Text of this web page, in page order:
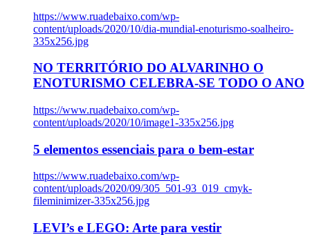
https://www.ruadebaixo.com/wp-
content/uploads/2020/10/dia-mundial-enoturismo-soalheiro-
335x256.jpg
NO TERRITÓRIO DO ALVARINHO O
ENOTURISMO CELEBRA-SE TODO O ANO
https://www.ruadebaixo.com/wp-
content/uploads/2020/10/image1-335x256.jpg
5 elementos essenciais para o bem-estar
https://www.ruadebaixo.com/wp-
content/uploads/2020/09/305_501-93_019_cmyk-
fileminimizer-335x256.jpg
LEVI’s e LEGO: Arte para vestir